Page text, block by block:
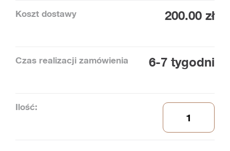
Koszt dostawy 200.00 zł
Czas realizacji zamówienia 6-7 tygodni
Ilość: